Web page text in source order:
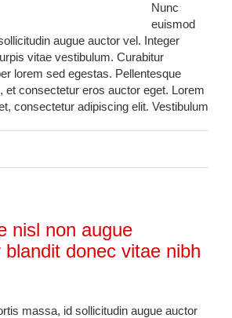
Nunc
euismod
augue auctor vel. Integer
vitae vestibulum. Curabitur
lorem sed egestas. Pellentesque
et consectetur eros auctor eget. Lorem
consectetur adipiscing elit. Vestibulum
nisl non augue
blandit donec vitae nibh
massa, id sollicitudin augue auctor